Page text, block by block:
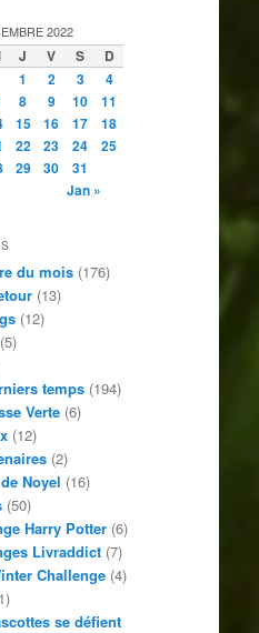
2022
J V S
D
1
2 3
4
8 9 10
11
15 16 17
18
22 23 24 25
29 30
31
Jan »
du mois (176)
(13)
(12)
temps(194)
Verte (6)
(12)
(2)
Noyel (16)
(50)
Harry Potter(6)
Livraddict(7)
Challenge(4)
se défient